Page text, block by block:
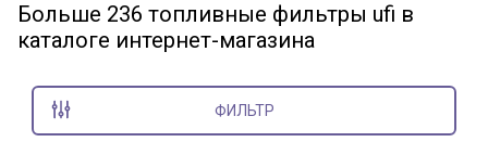
Great Wall
Hummer
Tesla
Больше 236 топливные фильтры ufi в
каталоге интернет-магазина
ФИЛЬТР